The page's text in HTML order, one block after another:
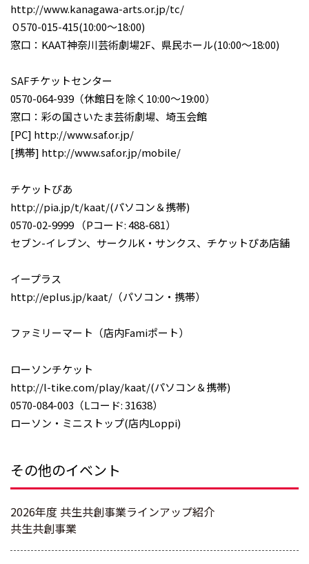
http://www.kanagawa-arts.or.jp/tc/
０570-015-415(10:00～18:00)
窓口：KAAT神奈川芸術劇場2F、県民ホール(10:00～18:00)
SAFチケットセンター
0570-064-939（休館日を除く10:00～19:00）
窓口：彩の国さいたま芸術劇場、埼玉会館
[PC] http://www.saf.or.jp/
[携帯] http://www.saf.or.jp/mobile/
チケットぴあ
http://pia.jp/t/kaat/(パソコン＆携帯)
0570-02-9999 （Pコード: 488-681）
セブン-イレブン、サークルK・サンクス、チケットぴあ店舗
イープラス
http://eplus.jp/kaat/（パソコン・携帯）
ファミリーマート（店内Famiポート）
ローソンチケット
http://l-tike.com/play/kaat/(パソコン＆携帯)
0570-084-003（Lコード: 31638）
ローソン・ミニストップ(店内Loppi)
その他のイベント
2026年度 共生共創事業ラインアップ紹介
共生共創事業